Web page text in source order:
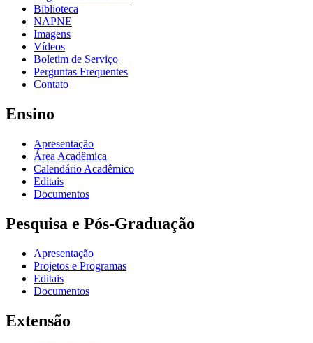
Biblioteca
NAPNE
Imagens
Vídeos
Boletim de Serviço
Perguntas Frequentes
Contato
Ensino
Apresentação
Área Acadêmica
Calendário Acadêmico
Editais
Documentos
Pesquisa e Pós-Graduação
Apresentação
Projetos e Programas
Editais
Documentos
Extensão